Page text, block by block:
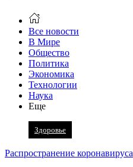
Все новости
В Мире
Общество
Политика
Экономика
Технологии
Наука
Еще
Здоровье
Распространение коронавируса